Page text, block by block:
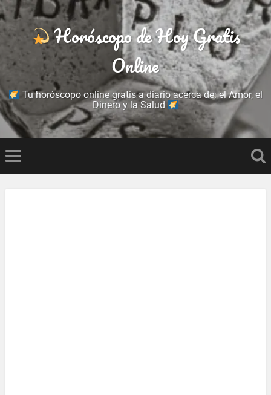
Horóscopo de Hoy Gratis
Online
Tu horóscopo online gratis a diario acerca de: el Amor, el
Dinero y la Salud